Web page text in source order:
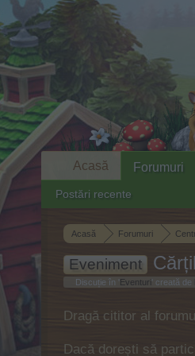
Acasă Forumuri
Eveniment
Discuție în ' Eventuri ' creată de
Dragă cititor al
Dacă dorești să
Acasă Forumuri
Postări recente